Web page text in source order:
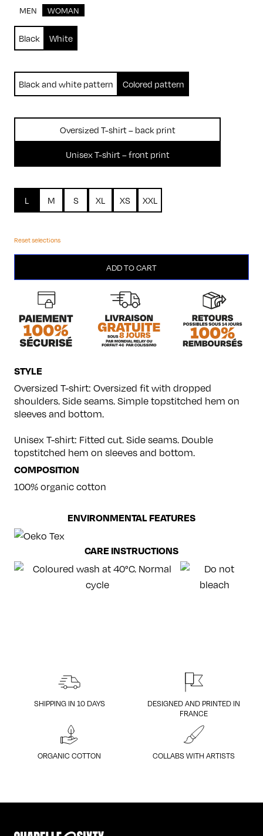
MEN WOMAN
Black White
Black and white pattern Colored pattern
Oversized T-shirt – back print
Unisex T-shirt – front print
L M S XL XS XXL
Reset selections
ADD TO CART
STYLE
Oversized T-shirt: Oversized fit with dropped
shoulders. Side seams. Simple topstitched hem on
sleeves and bottom.
Unisex T-shirt: Fitted cut. Side seams. Double
topstitched hem on sleeves and bottom.
COMPOSITION
100% organic cotton
ENVIRONMENTAL FEATURES
CARE INSTRUCTIONS
SHIPPING IN 10 DAYS
DESIGNED AND PRINTED IN
FRANCE
ORGANIC COTTON COLLABS WITH ARTISTS